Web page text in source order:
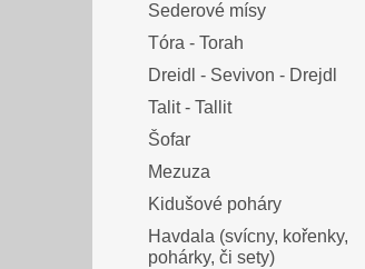
Sederové mísy
Tóra - Torah
Dreidl - Sevivon - Drejdl
Talit - Tallit
Šofar
Mezuza
Kidušové poháry
Havdala (svícny, kořenky,
pohárky, či sety)